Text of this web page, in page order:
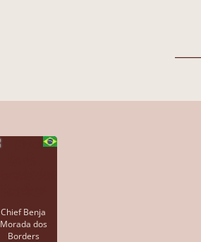
Chief Benja
Morada dos
Borders